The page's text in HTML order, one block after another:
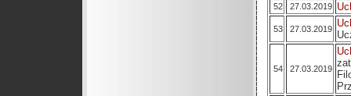
52 27.03.2019
53 27.03.2019
54 27.03.2019